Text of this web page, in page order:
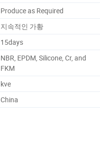
Produce as Required
지속적인 가황
15days
NBR, EPDM, Silicone, Cr, and
FKM
kve
China